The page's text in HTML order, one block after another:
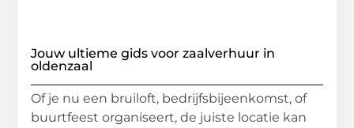
Jouw ultieme gids voor zaalverhuur in
oldenzaal
Of je nu een bruiloft, bedrijfsbijeenkomst, of
buurtfeest organiseert, de juiste locatie kan